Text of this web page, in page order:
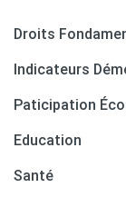
Droits
Indicateurs
Paticipation
Education
Santé